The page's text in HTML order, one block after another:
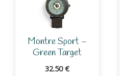
Montre Sport –
Green Target
32.50€